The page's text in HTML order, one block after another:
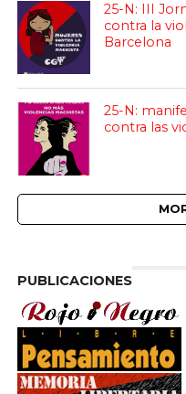
25-N: III
contra la
Barcelona
25-N:
contra las
PUBLICACIONES